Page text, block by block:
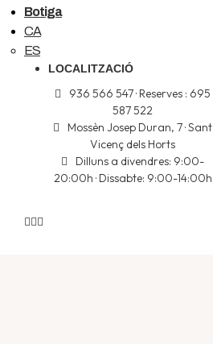
Botiga
CA
ES
LOCALITZACIÓ
936 566 547 · Reserves : 695
587 522
Mossèn Josep Duran, 7 · Sant
Vicenç dels Horts
Dilluns a divendres: 9:00-
20:00h · Dissabte: 9:00-14:00h